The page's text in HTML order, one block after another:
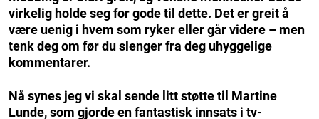
virkelig holde seg for gode til dette. Det er greit å
være uenig i hvem som ryker eller går videre – men
tenk deg om før du slenger fra deg uhyggelige
kommentarer.
Nå synes jeg vi skal sende litt støtte til Martine
Lunde, som gjorde en fantastisk innsats i tv-